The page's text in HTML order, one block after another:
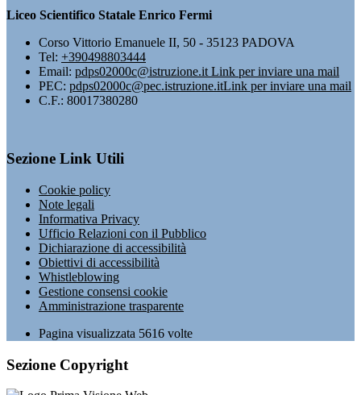
Liceo Scientifico Statale Enrico Fermi
Corso Vittorio Emanuele II, 50 - 35123 PADOVA
Tel: +390498803444
Email: pdps02000c@istruzione.it Link per inviare una mail
PEC: pdps02000c@pec.istruzione.itLink per inviare una mail
C.F.: 80017380280
Sezione Link Utili
Cookie policy
Note legali
Informativa Privacy
Ufficio Relazioni con il Pubblico
Dichiarazione di accessibilità
Obiettivi di accessibilità
Whistleblowing
Gestione consensi cookie
Amministrazione trasparente
Pagina visualizzata 5616 volte
Sezione Copyright